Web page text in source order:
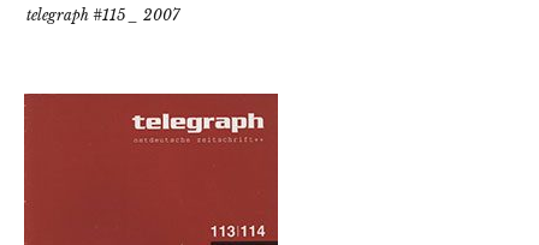
telegraph #115 _ 2007